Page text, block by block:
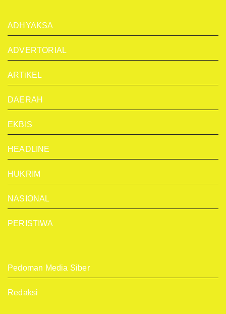
ADHYAKSA
ADVERTORIAL
ARTiKEL
DAERAH
EKBIS
HEADLINE
HUKRIM
NASIONAL
PERISTIWA
Pedoman Media Siber
Redaksi